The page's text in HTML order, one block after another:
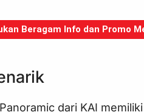
Beragam Info dan Promo
dari KAI